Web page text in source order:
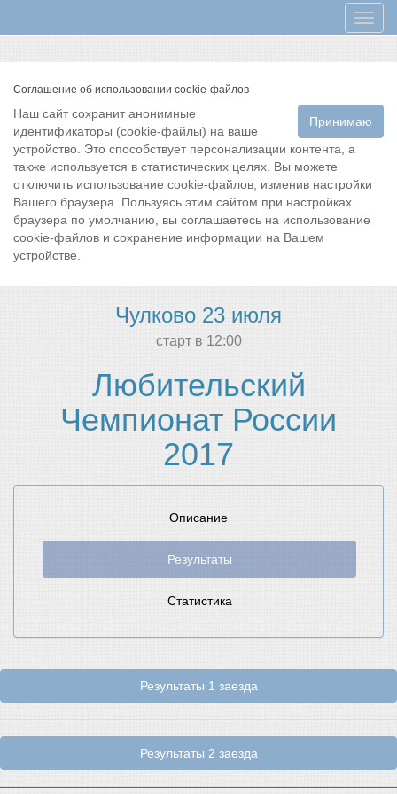
Меню
Соглашение об использовании cookie-файлов
Принимаю
Наш сайт сохранит анонимные
идентификаторы (cookie-файлы) на ваше
устройство. Это способствует персонализации контента, а
также используется в статистических целях. Вы можете
отключить использование cookie-файлов, изменив настройки
Вашего браузера. Пользуясь этим сайтом при настройках
браузера по умолчанию, вы соглашаетесь на использование
cookie-файлов и сохранение информации на Вашем
устройстве.
Чулково 23 июля
cтарт в 12:00
Любительский
Чемпионат России
2017
Описание
Результаты
Статистика
Результаты 1 заезда
Результаты 2 заезда